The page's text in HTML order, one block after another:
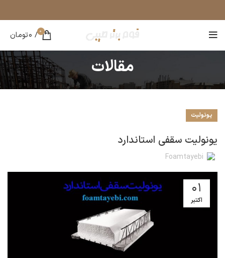
0
/
0تومان
مقالات
یونولیت
یونولیت سقفی استاندارد
Foamtayebi
01
اکتبر